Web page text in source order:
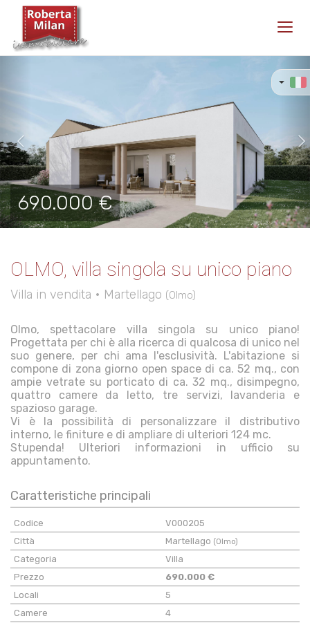
690.000 €
OLMO, villa singola su unico piano
Villa in vendita • Martellago (Olmo)
Olmo, spettacolare villa singola su unico piano!
Progettata per chi è alla ricerca di qualcosa di unico nel
suo genere, per chi ama l'esclusività. L'abitazione si
compone di zona giorno open space di ca. 52 mq., con
ampie vetrate su porticato di ca. 32 mq., disimpegno,
quattro camere da letto, tre servizi, lavanderia e
spazioso garage.
Vi è la possibilità di personalizzare il distributivo
interno, le finiture e di ampliare di ulteriori 124 mc.
Stupenda! Ulteriori informazioni in ufficio su
appuntamento.
Caratteristiche principali
Codice
V000205
Città
Martellago (Olmo)
Categoria
Villa
Prezzo
690.000 €
Locali
5
Camere
4